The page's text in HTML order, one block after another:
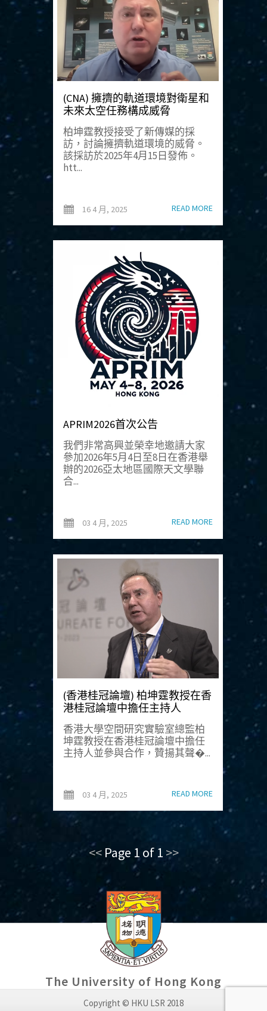
(CNA) 擁擠的軌道環境對衛星和
未來太空任務構成威脅
柏坤霆教授接受了新傳媒的採
訪，討論擁擠軌道環境的威脅。
該採訪於2025年4月15日發佈。
htt...
16 4 月, 2025 READ MORE
APRIM2026首次公告
我們非常高興並榮幸地邀請大家
參加2026年5月4日至8日在香港舉
辦的2026亞太地區國際天文學聯
合...
03 4 月, 2025 READ MORE
(香港桂冠論壇) 柏坤霆教授在香
港桂冠論壇中擔任主持人
香港大學空間研究實驗室總監柏
坤霆教授在香港桂冠論壇中擔任
主持人並參與合作，贊揚其聲�...
03 4 月, 2025 READ MORE
<<Page 1 of 1 >>
The University of Hong Kong
Copyright © HKU LSR 2018